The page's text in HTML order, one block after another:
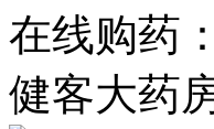
在线购药：
健客大药